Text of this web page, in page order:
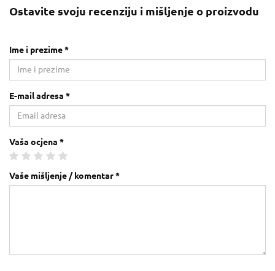
Ostavite svoju recenziju i mišljenje o proizvodu
Ime i prezime *
E-mail adresa *
Vaša ocjena *
Vaše mišljenje / komentar *